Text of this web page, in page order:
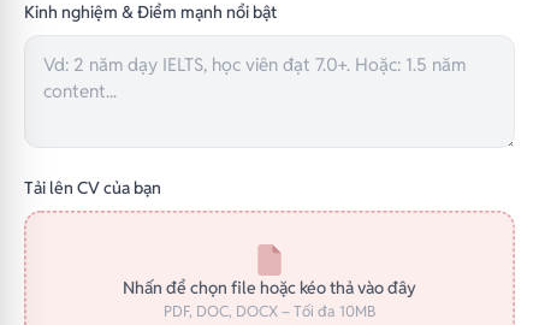
Kinh nghiệm & Điểm mạnh nổi bật
Tải lên CV của bạn
Nhấn để chọn file hoặc kéo thả vào đây
PDF, DOC, DOCX – Tối đa 10MB